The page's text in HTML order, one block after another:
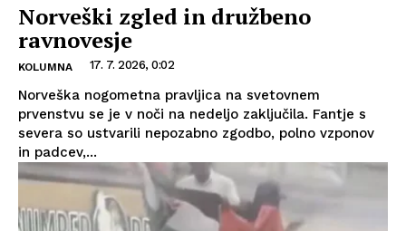
Norveški zgled in družbeno
ravnovesje
KOLUMNA 17. 7. 2026, 0:02
Norveška nogometna pravljica na svetovnem
prvenstvu se je v noči na nedeljo zaključila. Fantje s
severa so ustvarili nepozabno zgodbo, polno vzponov
in padcev,...